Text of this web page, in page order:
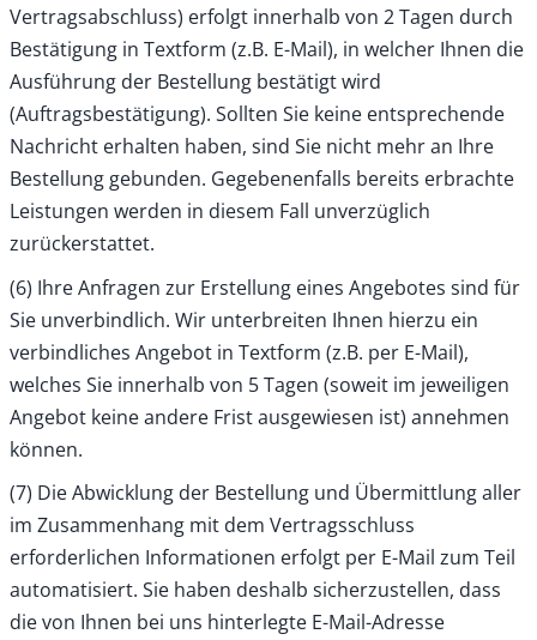
Vertragsabschluss) erfolgt innerhalb von 2 Tagen durch
Bestätigung in Textform (z.B. E-Mail), in welcher Ihnen die
Ausführung der Bestellung bestätigt wird
(Auftragsbestätigung). Sollten Sie keine entsprechende
Nachricht erhalten haben, sind Sie nicht mehr an Ihre
Bestellung gebunden. Gegebenenfalls bereits erbrachte
Leistungen werden in diesem Fall unverzüglich
zurückerstattet.
(6) Ihre Anfragen zur Erstellung eines Angebotes sind für
Sie unverbindlich. Wir unterbreiten Ihnen hierzu ein
verbindliches Angebot in Textform (z.B. per E-Mail),
welches Sie innerhalb von 5 Tagen (soweit im jeweiligen
Angebot keine andere Frist ausgewiesen ist) annehmen
können.
(7) Die Abwicklung der Bestellung und Übermittlung aller
im Zusammenhang mit dem Vertragsschluss
erforderlichen Informationen erfolgt per E-Mail zum Teil
automatisiert. Sie haben deshalb sicherzustellen, dass
die von Ihnen bei uns hinterlegte E-Mail-Adresse